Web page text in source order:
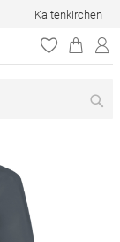
Kaltenkirchen